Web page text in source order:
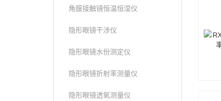
角膜接触镜恒温恒湿仪
隐形眼镜干涉仪
隐形眼镜水份测定仪
隐形眼镜折射率测量仪
隐形眼镜透氧测量仪